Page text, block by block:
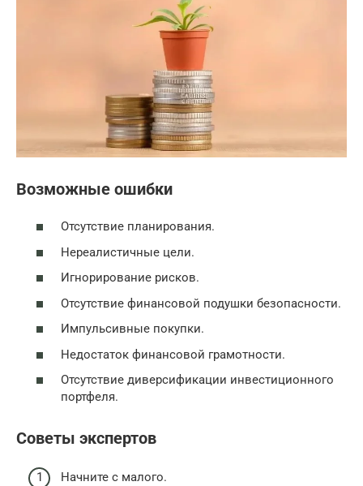
Возможные ошибки
Отсутствие планирования.
Нереалистичные цели.
Игнорирование рисков.
Отсутствие финансовой подушки безопасности.
Импульсивные покупки.
Недостаток финансовой грамотности.
Отсутствие диверсификации инвестиционного
портфеля.
Советы экспертов
Начните с малого.